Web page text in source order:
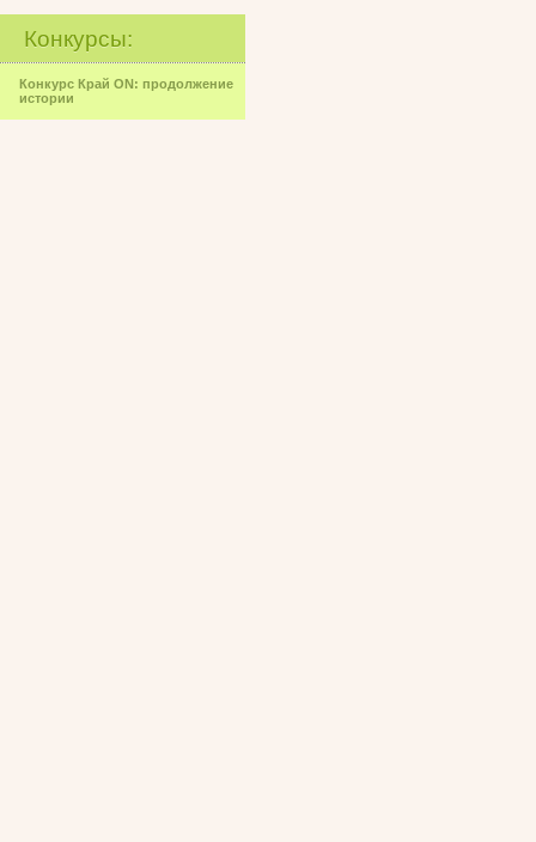
Конкурсы:
Конкурс Край ON: продолжение
истории